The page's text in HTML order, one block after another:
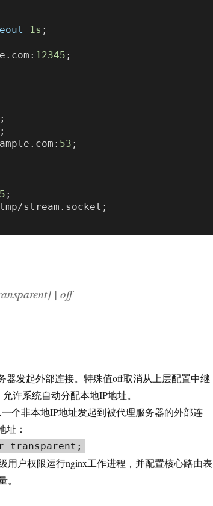
1s ;
12345 ;
;
;
53 ;
;
stream.socket;
| off
器发起外部连接。特殊值off取消从上层配置中继
许系统自动分配本地IP地址。
一个非本地IP地址发起到被代理服务器的外部连
址：
transparent;
用户权限运行nginx工作进程，并配置核心路由表